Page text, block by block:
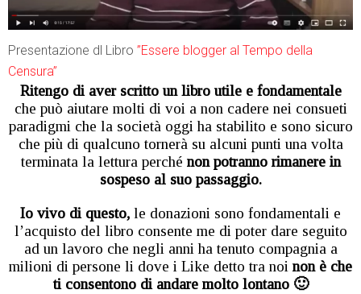
Presentazione dl Libro ”Essere blogger al Tempo della
Censura”
Ritengo di aver scritto un libro utile e fondamentale
che può aiutare molti di voi a non cadere nei consueti
paradigmi che la società oggi ha stabilito e sono sicuro
che più di qualcuno tornerà su alcuni punti una volta
terminata la lettura perché non potranno rimanere in
sospeso al suo passaggio.
Io vivo di questo, le donazioni sono fondamentali e
l’acquisto del libro consente me di poter dare seguito
ad un lavoro che negli anni ha tenuto compagnia a
milioni di persone li dove i Like detto tra noi non è che
ti consentono di andare molto lontano 🙂